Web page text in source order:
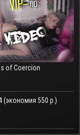
of Coercion
(экономия 550 р.)